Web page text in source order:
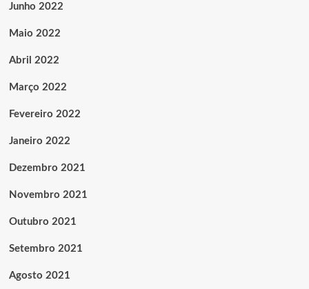
Junho 2022
Maio 2022
Abril 2022
Março 2022
Fevereiro 2022
Janeiro 2022
Dezembro 2021
Novembro 2021
Outubro 2021
Setembro 2021
Agosto 2021